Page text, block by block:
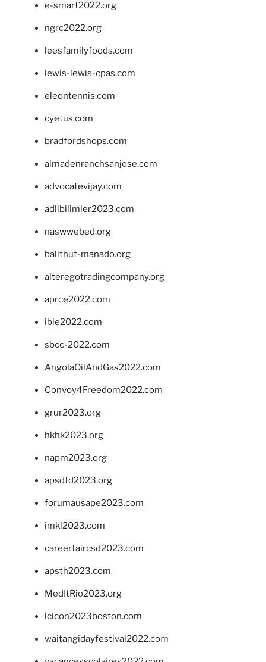
e-smart2022.org
ngrc2022.org
leesfamilyfoods.com
lewis-lewis-cpas.com
eleontennis.com
cyetus.com
bradfordshops.com
almadenranchsanjose.com
advocatevijay.com
adlibilimler2023.com
naswwebed.org
balithut-manado.org
alteregotradingcompany.org
aprce2022.com
ibie2022.com
sbcc-2022.com
AngolaOilAndGas2022.com
Convoy4Freedom2022.com
grur2023.org
hkhk2023.org
napm2023.org
apsdfd2023.org
forumausape2023.com
imkl2023.com
careerfaircsd2023.com
apsth2023.com
MedItRio2023.org
lcicon2023boston.com
waitangidayfestival2022.com